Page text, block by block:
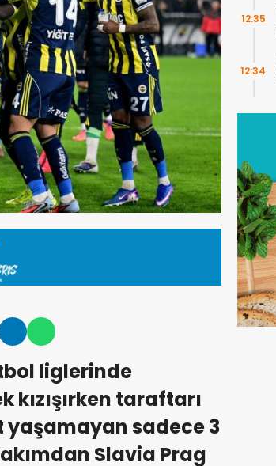
liglerinde
kızışırken taraftarı
sadece 3
Slavia Prag
12:35
12:34